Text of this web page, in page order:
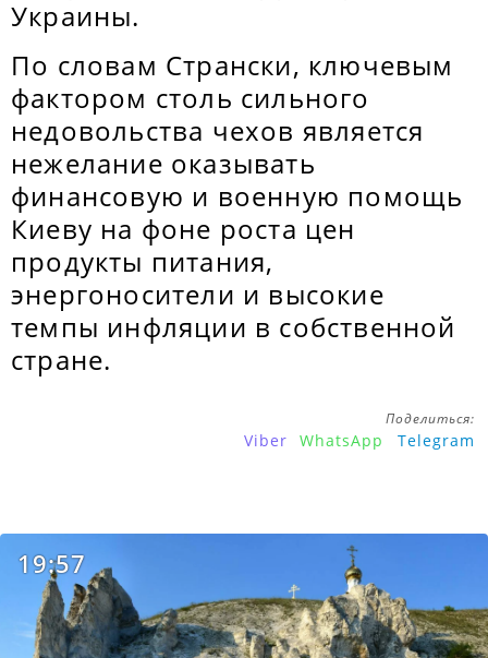
Украины.
По словам Странски, ключевым
фактором столь сильного
недовольства чехов является
нежелание оказывать
финансовую и военную помощь
Киеву на фоне роста цен
продукты питания,
энергоносители и высокие
темпы инфляции в собственной
стране.
Поделиться:
Viber WhatsApp Telegram
19:57